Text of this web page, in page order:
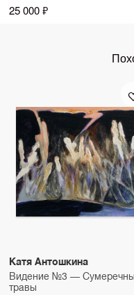
25 000 ₽
Катя Антошкина
Видение №3 —
травы